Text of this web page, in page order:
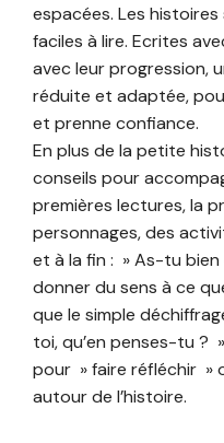
espacées. Les
faciles à lire. Ecrites
avec leur progression,
réduite et adaptée,
et prenne confiance.
En plus de la petite
conseils pour
premières lectures, la
personnages, des
et à la fin : » As-tu
donner du sens à ce
que le simple
toi, qu’en penses-tu ?
pour » faire réfléchir »
autour de l’histoire.